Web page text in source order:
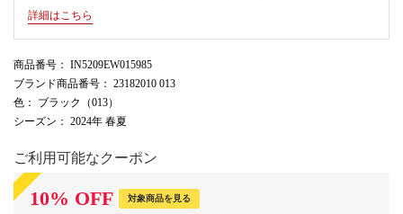
詳細はこちら
商品番号 ： IN5209EW015985
ブランド商品番号 ： 23182010 013
色 ： ブラック（013）
シーズン ： 2024年 春夏
ご利用可能なクーポン
10% OFF 対象商品を見る